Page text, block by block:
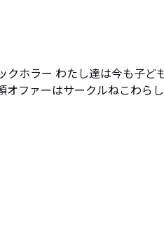
ホラー わたし達は今も子ど
ァーはサークルねこわら